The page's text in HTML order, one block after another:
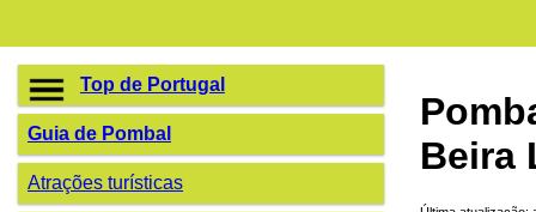
Top de Portugal
Guia de Pombal
Atrações turísticas
Beira